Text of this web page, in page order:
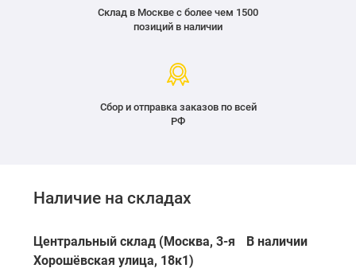
Склад в Москве с более чем 1500
позиций в наличии
Сбор и отправка заказов по всей
РФ
Наличие на складах
Центральный склад (Москва, 3-я
Хорошёвская улица, 18к1)
В наличии